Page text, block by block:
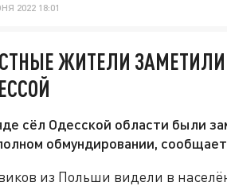
2022 18:01
ЖИТЕЛИ
сёл Одесской области были
обмундировании,
из Польши видели в